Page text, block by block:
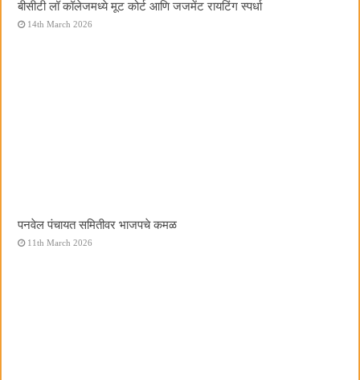
बीसीटी लॉ कॉलेजमध्ये मूट कोर्ट आणि जजमेंट रायटिंग स्पर्धा
14th March 2026
पनवेल पंचायत समितीवर भाजपचे कमळ
11th March 2026